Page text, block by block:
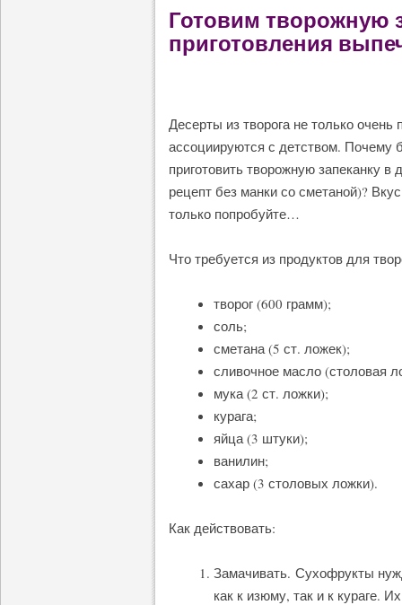
Готовим творожную
приготовления
Десерты из творога не только
ассоциируются с детством. Почему
приготовить творожную запеканку
рецепт без манки со сметаной)?
только попробуйте…
Что требуется из продуктов для
творог (600 грамм);
соль;
сметана (5 ст. ложек);
сливочное масло (столовая
мука (2 ст. ложки);
курага;
яйца (3 штуки);
ванилин;
сахар (3 столовых ложки).
Как действовать:
Замачивать. Сухофрукты
как к изюму, так и к кураге.